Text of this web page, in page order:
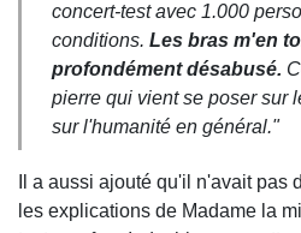
concert-test avec 1.000
conditions. Les bras m'en
profondément désabusé.
pierre qui vient se poser sur
sur l'humanité en général."
Il a aussi ajouté qu'il n'avait pas
les explications de Madame la